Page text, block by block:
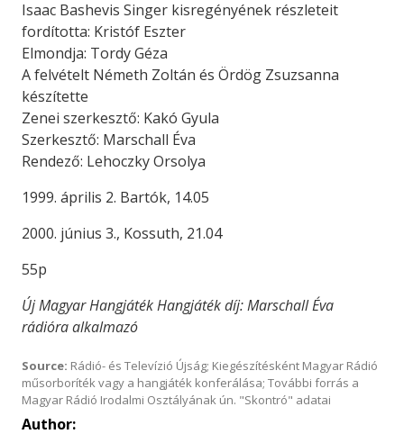
Isaac Bashevis Singer kisregényének részleteit
fordította: Kristóf Eszter
Elmondja: Tordy Géza
A felvételt Németh Zoltán és Ördög Zsuzsanna
készítette
Zenei szerkesztő: Kakó Gyula
Szerkesztő: Marschall Éva
Rendező: Lehoczky Orsolya
1999. április 2. Bartók, 14.05
2000. június 3., Kossuth, 21.04
55p
Új Magyar Hangjáték Hangjáték díj: Marschall Éva
rádióra alkalmazó
Source: Rádió- és Televízió Újság; Kiegészítésként Magyar Rádió
műsorboríték vagy a hangjáték konferálása; További forrás a
Magyar Rádió Irodalmi Osztályának ún. "Skontró" adatai
Author: